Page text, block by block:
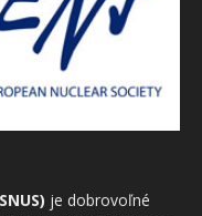
je dobrovoľné